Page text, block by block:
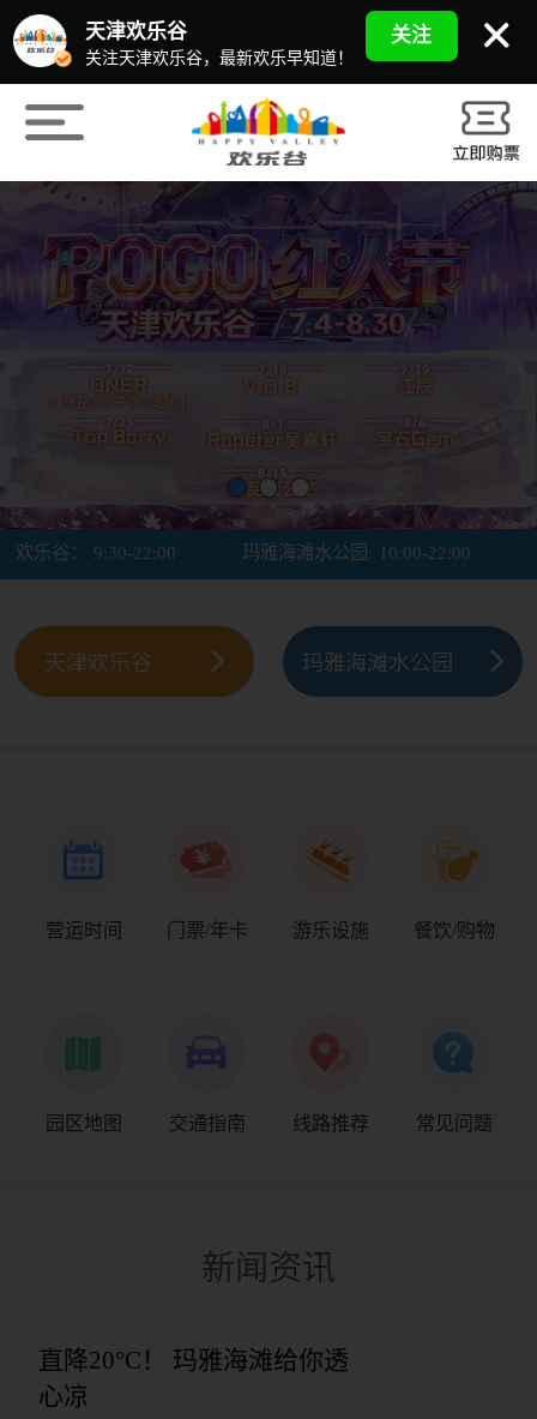
天津欢乐谷
关注天津欢乐谷，最新欢乐早知道！
关注
欢乐谷： 9:30-22:00 玛雅海滩水公园: 10:00-22:00
天津欢乐谷 玛雅海滩水公园
营运时间 门票/年卡 游乐设施 餐饮/购物
园区地图 交通指南 线路推荐 常见问题
新闻资讯
直降20°C！ 玛雅海滩给你透
心凉